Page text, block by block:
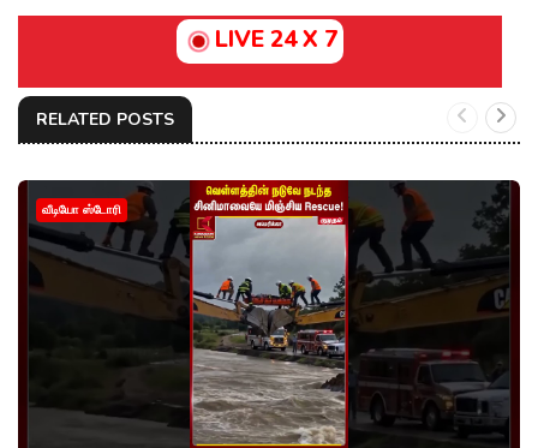
LIVE 24 X 7
RELATED POSTS
வீடியோ ஸ்டோரி